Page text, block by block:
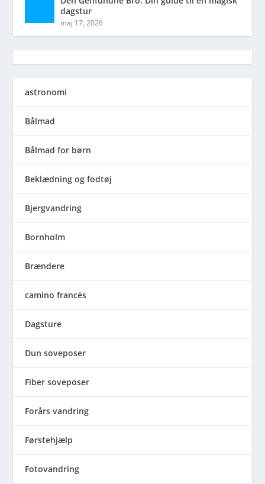
dagstur
maj 17, 2026
astronomi
Bålmad
Bålmad for børn
Beklædning og fodtøj
Bjergvandring
Bornholm
Brændere
camino francés
Dagsture
Dun soveposer
Fiber soveposer
Forårs vandring
Førstehjælp
Fotovandring